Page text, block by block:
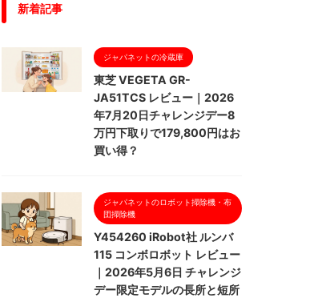
新着記事
ジャパネットの冷蔵庫
東芝 VEGETA GR-
JA51TCS レビュー｜2026
年7月20日チャレンジデー8
万円下取りで179,800円はお
買い得？
ジャパネットのロボット掃除機・布
団掃除機
Y454260 iRobot社 ルンバ
115 コンボロボット レビュー
｜2026年5月6日 チャレンジ
デー限定モデルの長所と短所